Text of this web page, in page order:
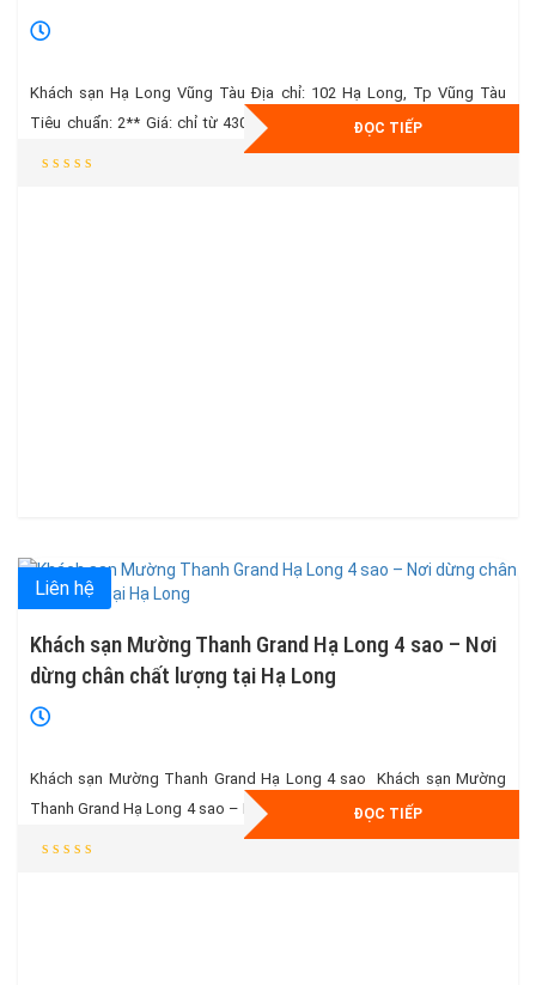
Khách sạn Hạ Long Vũng Tàu Địa chỉ: 102 Hạ Long, Tp Vũng Tàu
Tiêu chuẩn: 2** Giá: chỉ từ 430.000VND/ đêm đã bao gồm ăn sáng
(chưa bao gồm 10%VAT, 5% phí dịch vụ) Khách sạn Hạ Long Vũng
ĐỌC TIẾP
Khách sạn Mường Thanh Grand Hạ Long 4 sao – Nơi
dừng chân chất lượng tại Hạ Long
Liên hệ
Khách sạn Mường Thanh Grand Hạ Long 4 sao Khách sạn Mường
Thanh Grand Hạ Long 4 sao – Nơi dừng chân chất lượng tại Hạ Long
Tiêu chuẩn khách sạn : 4 sao Địa chỉ : Số 7, Lô 20, Đông Hùng
ĐỌC TIẾP